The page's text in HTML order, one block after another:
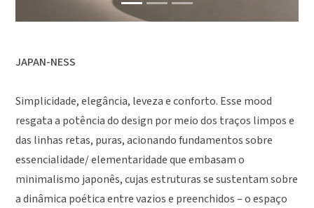
JAPAN-NESS
Simplicidade, elegância, leveza e conforto. Esse mood
resgata a potência do design por meio dos traços limpos e
das linhas retas, puras, acionando fundamentos sobre
essencialidade/ elementaridade que embasam o
minimalismo japonês, cujas estruturas se sustentam sobre
a dinâmica poética entre vazios e preenchidos – o espaço